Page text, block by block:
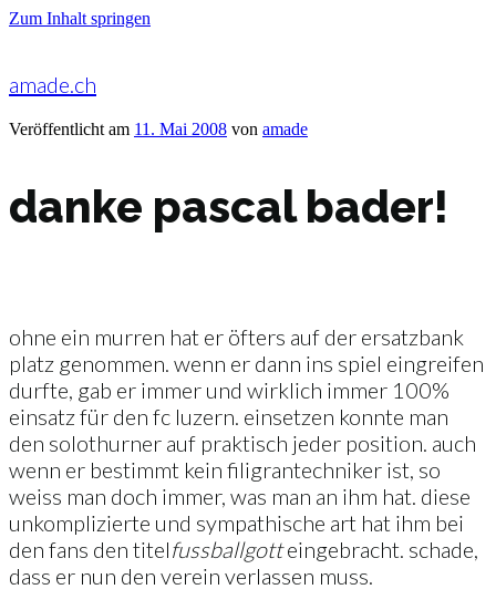
Zum Inhalt springen
amade.ch
Veröffentlicht am 11. Mai 2008 von amade
danke pascal bader!
ohne ein murren hat er öfters auf der ersatzbank
platz genommen. wenn er dann ins spiel eingreifen
durfte, gab er immer und wirklich immer 100%
einsatz für den fc luzern. einsetzen konnte man
den solothurner auf praktisch jeder position. auch
wenn er bestimmt kein filigrantechniker ist, so
weiss man doch immer, was man an ihm hat. diese
unkomplizierte und sympathische art hat ihm bei
den fans den titelfussballgotteingebracht. schade,
dass er nun den verein verlassen muss.